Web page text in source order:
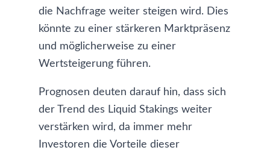
die Nachfrage weiter steigen wird. Dies
könnte zu einer stärkeren Marktpräsenz
und möglicherweise zu einer
Wertsteigerung führen.
Prognosen deuten darauf hin, dass sich
der Trend des Liquid Stakings weiter
verstärken wird, da immer mehr
Investoren die Vorteile dieser